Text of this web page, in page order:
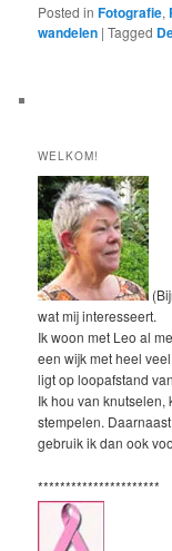
Posted in Fotografie,
wandelen |Tagged
WELKOM!
wat mij interesseert.
Ik woon met Leo al
een wijk met heel
ligt op loopafstand
Ik hou van knutselen,
stempelen.
gebruik ik dan ook
**********************